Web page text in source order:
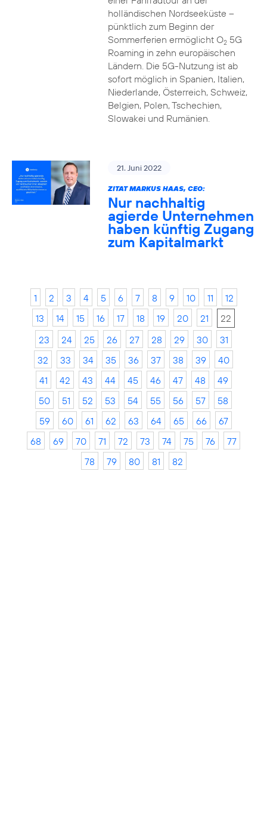
holländischen Nordseeküste –
pünktlich zum Beginn der
Sommerferien ermöglicht O25G
Roaming in zehn europäischen
Ländern. Die 5G-Nutzung ist ab
sofort möglich in Spanien, Italien,
Niederlande, Österreich, Schweiz,
Belgien, Polen, Tschechien,
Slowakei und Rumänien.
21. Juni 2022
ZITAT MARKUS HAAS, CEO:
Nur nachhaltig
agierde Unternehmen
haben künftig Zugang
zum Kapitalmarkt
1 2 3 4 5 6 7 8 9 10 11
12
13
14 15 16 17 18 19 20 21
22
23
24 25 26 27 28 29 30
31
32
33 34 35 36 37 38 39
40
41
42 43 44 45 46 47 48
49
50
51 52 53 54 55 56 57
58
59
60 61 62 63 64 65 66
67
68
69 70 71 72 73 74 75 76
77
78
79 80 81 82